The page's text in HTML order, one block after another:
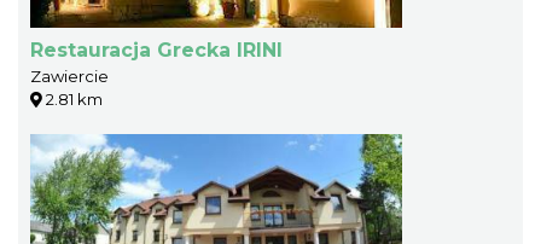
Restauracja Grecka IRINI
Zawiercie
2.81 km